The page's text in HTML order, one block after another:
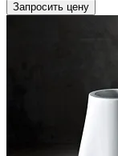
Запросить цену